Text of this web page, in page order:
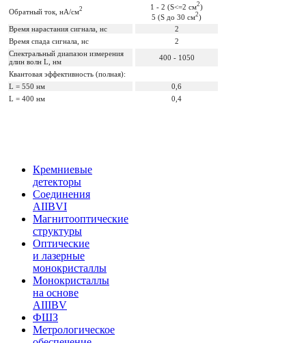
Обратный ток, нА/см2 1 - 2 (S<=2 см2)
5 (S до 30 см2)
Время нарастания сигнала, нс
2
Время спада сигнала, нс
2
Спектральный диапазон измерения
длин волн L, нм
400 - 1050
Квантовая эффективность (полная):
L = 550 нм
0,6
L = 400 нм
0,4
Кремниевые
детекторы
Соединения
АIIВVI
Магнитооптические
структуры
Оптические
и лазерные
монокристаллы
Монокристаллы
на основе
АIIIВV
ФШЗ
Метрологическое